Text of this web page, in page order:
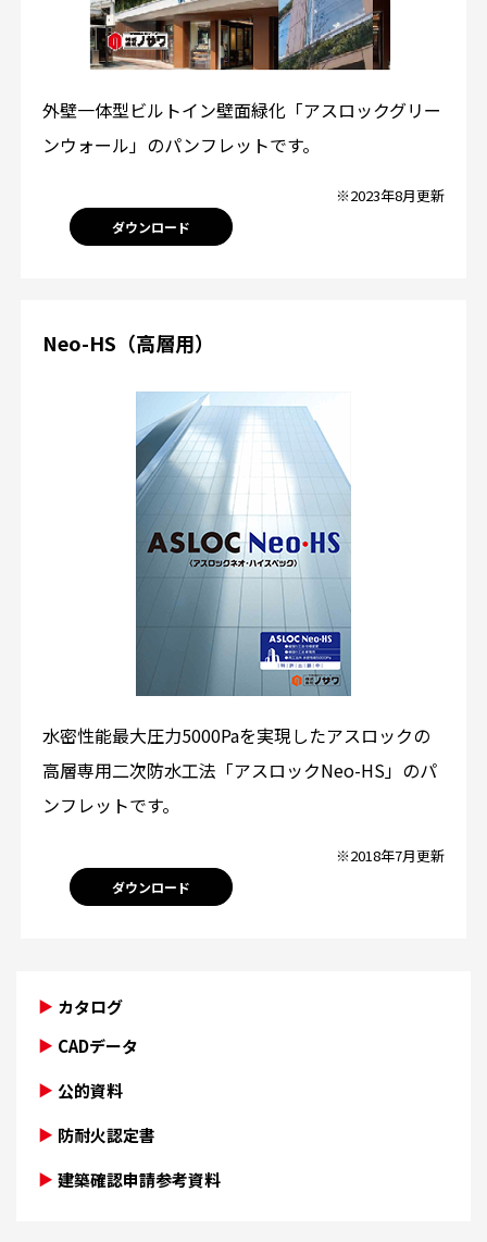
外壁一体型ビルトイン壁面緑化「アスロックグリー
ンウォール」のパンフレットです。
※2023年8月更新
ダウンロード
Neo-HS（高層用）
水密性能最大圧力5000Paを実現したアスロックの
高層専用二次防水工法「アスロックNeo-HS」のパ
ンフレットです。
※2018年7月更新
ダウンロード
カタログ
CADデータ
公的資料
防耐火認定書
建築確認申請参考資料